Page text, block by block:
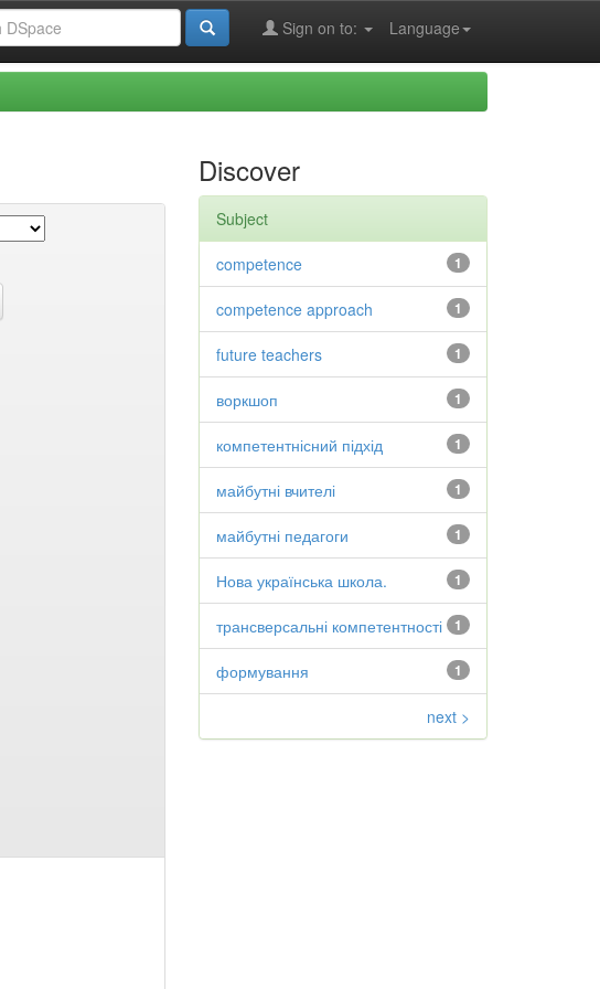
Language
Sign on to:
Discover
Subject
1
competence
1
competence approach
1
future teachers
1
воркшоп
1
компетентнісний підхід
1
майбутні вчителі
1
майбутні педагоги
1
Нова українська школа.
1
трансверсальні компетентності
1
формування
next >